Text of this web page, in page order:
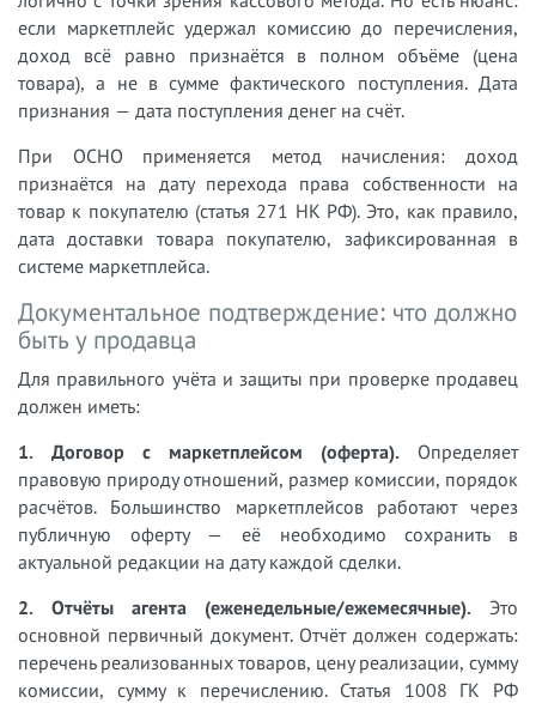
если маркетплейс удержал комиссию до перечисления,
доход всё равно признаётся в полном объёме (цена
товара), а не в сумме фактического поступления. Дата
признания — дата поступления денег на счёт.
При ОСНО применяется метод начисления: доход
признаётся на дату перехода права собственности на
товар к покупателю (статья 271 НК РФ). Это, как правило,
дата доставки товара покупателю, зафиксированная в
системе маркетплейса.
Документальное подтверждение: что должно
быть у продавца
Для правильного учёта и защиты при проверке продавец
должен иметь:
1. Договор с маркетплейсом (оферта). Определяет
правовую природу отношений, размер комиссии, порядок
расчётов. Большинство маркетплейсов работают через
публичную оферту — её необходимо сохранить в
актуальной редакции на дату каждой сделки.
2. Отчёты агента (еженедельные/ежемесячные). Это
основной первичный документ. Отчёт должен содержать:
перечень реализованных товаров, цену реализации, сумму
комиссии, сумму к перечислению. Статья 1008 ГК РФ